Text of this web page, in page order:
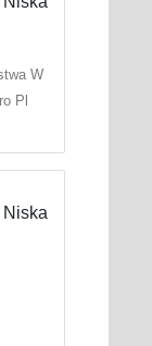
W
Pl